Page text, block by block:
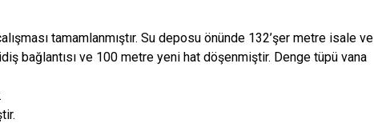
tamamlanmıştır. Su deposu önünde 132’şer metre isale ve
bağlantısı ve 100 metre yeni hat döşenmiştir. Denge tüpü vana